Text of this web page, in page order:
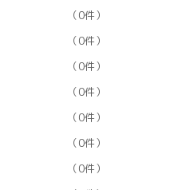
（0件）
（0件）
（0件）
（0件）
（0件）
（0件）
（0件）